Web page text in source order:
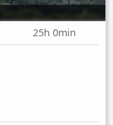
25h 0min